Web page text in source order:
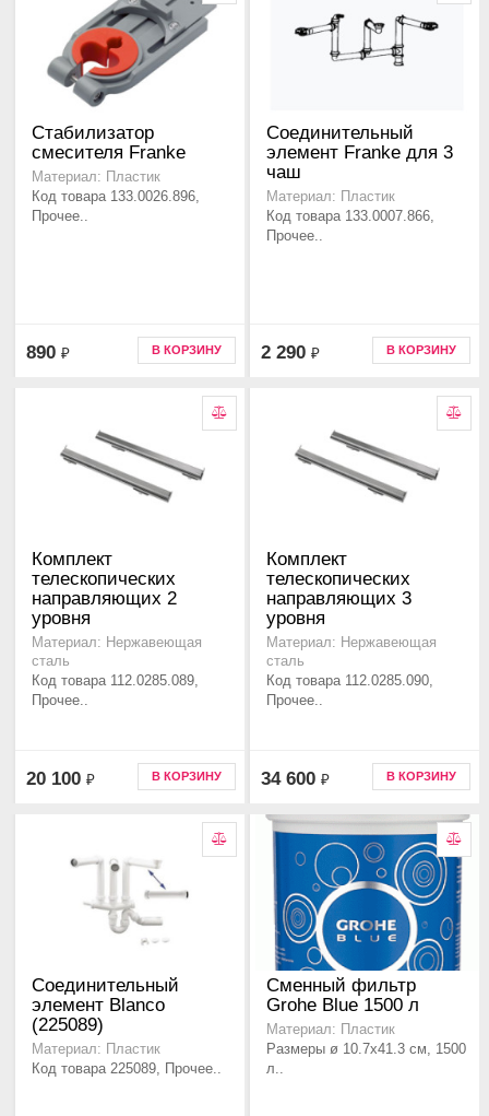
Стабилизатор
смесителя Franke
Материал: Пластик
Код товара 133.0026.896,
Прочее..
890 ₽ В КОРЗИНУ
Соединительный
элемент Franke для 3
чаш
Материал: Пластик
Код товара 133.0007.866,
Прочее..
2 290 ₽ В КОРЗИНУ
Комплект
телескопических
направляющих 2
уровня
Материал: Нержавеющая
сталь
Код товара 112.0285.089,
Прочее..
20 100 ₽ В КОРЗИНУ
Комплект
телескопических
направляющих 3
уровня
Материал: Нержавеющая
сталь
Код товара 112.0285.090,
Прочее..
34 600 ₽ В КОРЗИНУ
Соединительный
элемент Blanco
(225089)
Материал: Пластик
Код товара 225089, Прочее..
Сменный фильтр
Grohe Blue 1500 л
Материал: Пластик
Размеры ø 10.7x41.3 см, 1500
л..